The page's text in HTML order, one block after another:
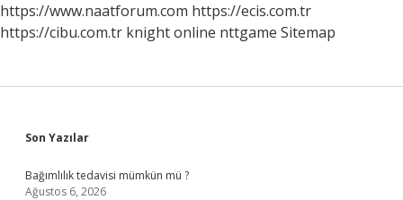
https://www.naatforum.com https://ecis.com.tr
https://cibu.com.tr knight online nttgame Sitemap
Sidebar
Son Yazılar
Bağımlılık tedavisi mümkün mü ?
Ağustos 6, 2026